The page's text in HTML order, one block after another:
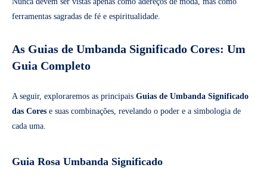
ferramentas sagradas de fé e espiritualidade.
As Guias de Umbanda Significado Cores: Um
Guia Completo
A seguir, exploraremos as principais Guias de Umbanda Significado
das Cores e suas combinações, revelando o poder e a simbologia de
cada uma.
Guia Rosa Umbanda Significado